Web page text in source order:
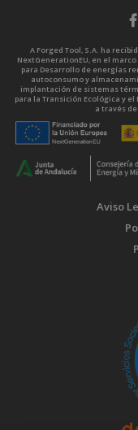
A Forged Tool, S.A. ha
NextGenerationEU, en el
para Desarrollo de energías
autoconsumo y
implantación de sistemas
para la Transición Ecológica y
a través
Aviso